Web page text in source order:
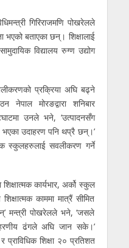
गिरिराजमणि पोखरेलले
बताएका छन्। शिक्षालाई
विद्यालय रुग्ण उद्योग
प्रक्रिया अघि बढ्ने
मोरङद्वारा शनिबार
उनले भने, ‘उत्पादनसँग
भएका उदाहरण पनि थप्रै छन्।’
स्कुलहरुलाई सवलीकरण गर्ने
कार्यभार, अर्को स्कुल
काममा मात्रैं सीमित
मन्त्री पोखरेलले भने, ‘जसले
ढंगले अघि जान सके।’
प्राविधिक शिक्षा २० प्रतिशत